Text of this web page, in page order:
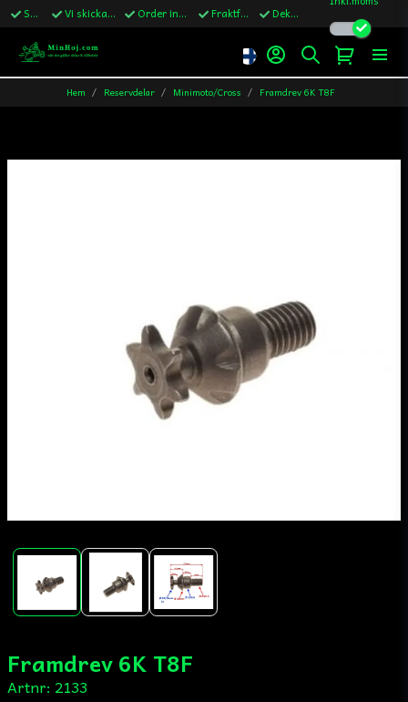
Snabba leveranser Vi skickar till Sverige,Danmark & Finland Order innan kl.13 skickas samma vardag Fraktfritt över 1200kr till Sverige Dekaler ingår i alla ordrar
Hem Reservdelar Minimoto/Cross Framdrev 6K T8F
Framdrev 6K T8F
Artnr: 2133